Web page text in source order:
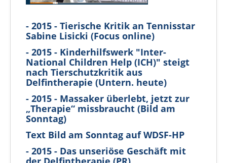
- 2015 - Tierische Kritik an Tennisstar
Sabine Lisicki (Focus online)
- 2015 - Kinderhilfswerk "Inter-
National Children Help (ICH)" steigt
nach Tierschutzkritik aus
Delfintherapie (Untern. heute)
- 2015 - Massaker überlebt, jetzt zur
„Therapie“ missbraucht (Bild am
Sonntag)
Text Bild am Sonntag auf WDSF-HP
- 2015 - Das unseriöse Geschäft mit